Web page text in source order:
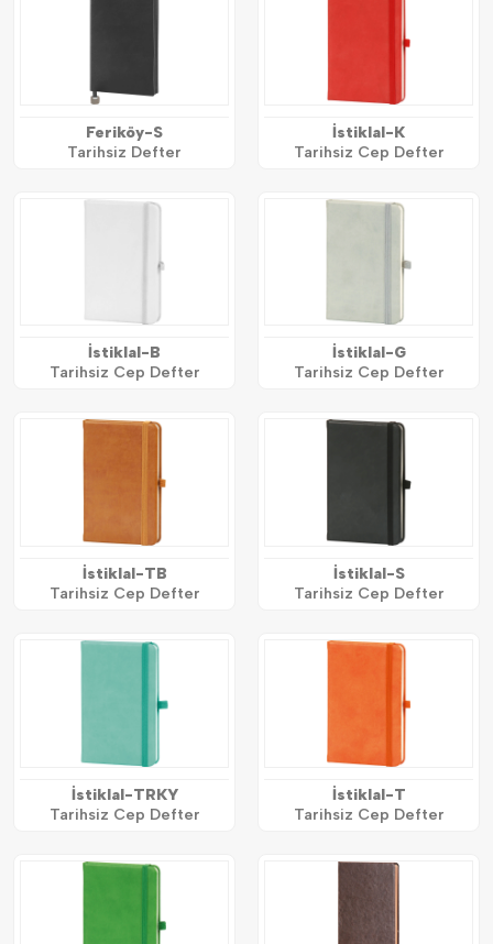
Feriköy-S
Tarihsiz Defter
İstiklal-K
Tarihsiz Cep Defter
İstiklal-B
Tarihsiz Cep Defter
İstiklal-G
Tarihsiz Cep Defter
İstiklal-TB
Tarihsiz Cep Defter
İstiklal-S
Tarihsiz Cep Defter
İstiklal-TRKY
Tarihsiz Cep Defter
İstiklal-T
Tarihsiz Cep Defter